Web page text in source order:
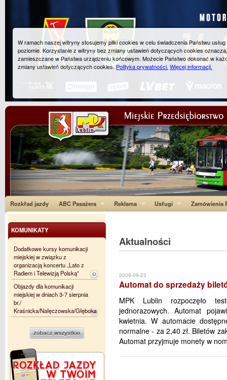
Rozkład jazdy ABC Pasażera Reklama Usługi Zamówienia
Aktualności
2009-09-23
Automat do sprzedaży
MPK Lublin rozpoczęło
jednorazowych. Automat
kwietnia. W automacie
normalne - za 2,40 zł. Biletów
Automat przyjmuje monety w
KOMUNIKATY
Dodatkowe kursy komunikacji
miejskiej w związku z
organizacją koncertu „Lato z
Radiem i Telewizją Polską”
Objazdy dla komunikacji
miejskiej w dniach 3-7 sierpnia
br./
Kraśnicka/Nałęczowska/Głęboka
W ramach naszej witryny stosujemy pliki cookies w celu świadczenia Państwu
poziomie. Korzystanie z witryny bez zmiany ustawień dotyczących cookies
zamieszczane w Państwa urządzeniu końcowym. Możecie Państwo dokonać w
zmiany ustawień dotyczących cookies.Polityka prywatności. Więcej informacji.